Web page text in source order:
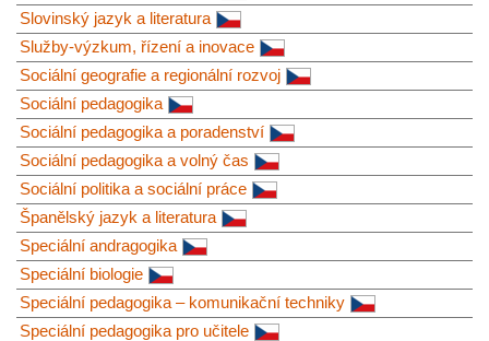
Slovinský jazyk a literatura
Služby-výzkum, řízení a inovace
Sociální geografie a regionální rozvoj
Sociální pedagogika
Sociální pedagogika a poradenství
Sociální pedagogika a volný čas
Sociální politika a sociální práce
Španělský jazyk a literatura
Speciální andragogika
Speciální biologie
Speciální pedagogika – komunikační techniky
Speciální pedagogika pro učitele